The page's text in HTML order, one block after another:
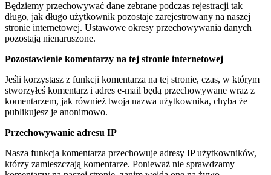
Będziemy przechowywać dane zebrane podczas rejestracji tak
długo, jak długo użytkownik pozostaje zarejestrowany na naszej
stronie internetowej. Ustawowe okresy przechowywania danych
pozostają nienaruszone.
Pozostawienie komentarzy na tej stronie internetowej
Jeśli korzystasz z funkcji komentarza na tej stronie, czas, w którym
stworzyłeś komentarz i adres e-mail będą przechowywane wraz z
komentarzem, jak również twoja nazwa użytkownika, chyba że
publikujesz je anonimowo.
Przechowywanie adresu IP
Nasza funkcja komentarza przechowuje adresy IP użytkowników,
którzy zamieszczają komentarze. Ponieważ nie sprawdzamy